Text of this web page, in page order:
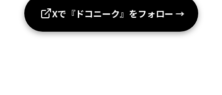
Xで『ドコニーク』をフォロー →